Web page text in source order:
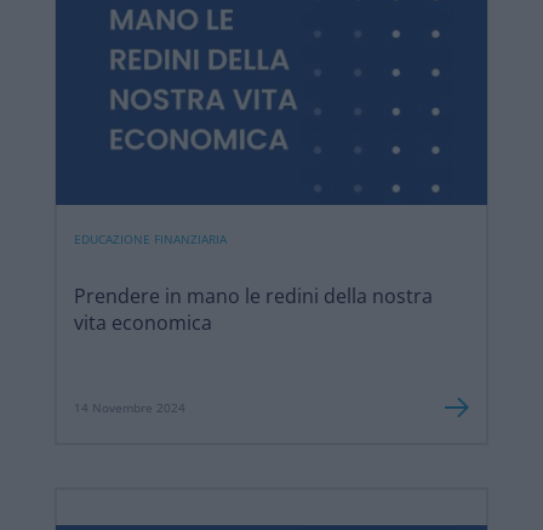
EDUCAZIONE FINANZIARIA
Prendere in mano le redini della nostra
vita economica
14 Novembre 2024